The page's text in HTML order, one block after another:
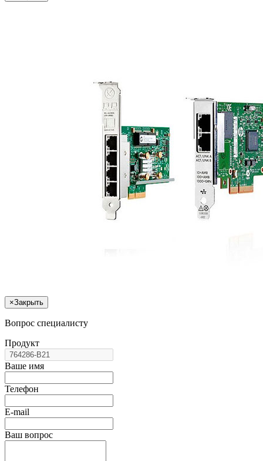
×Закрыть
Вопрос специалисту
Продукт
Ваше имя
Телефон
E-mail
Ваш вопрос